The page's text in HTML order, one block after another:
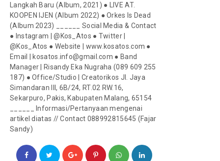
Langkah Baru (Album, 2021) ● LIVE AT.
KOOPEN IJEN (Album 2022) ● Orkes Is Dead
(Album 2023) ______ Social Media & Contact
● Instagram | @Kos_Atos ● Twitter |
@Kos_Atos ● Website | www.kosatos.com ●
Email | kosatos.info@gmail.com ● Band
Manager | Risandy Eka Nugraha (089 609 255
187) ● Office/Studio | Creatorikos Jl. Jaya
Simandaran III, 6B/24, RT.02 RW.16,
Sekarpuro, Pakis, Kabupaten Malang, 65154
Informasi/Pertanyaan mengenai
artikel diatas // Contact 088992815645 (Fajar
Sandy)